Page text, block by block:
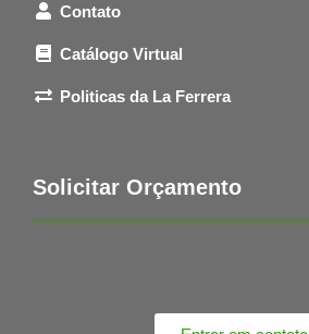
Contato
Catálogo Virtual
Politicas da La Ferrera
Solicitar Orçamento